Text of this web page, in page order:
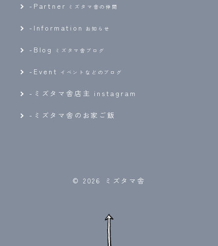
- Partner ミズタマ舎の仲間
- Information お知らせ
- Blog ミズタマ舎ブログ
- Event イベントなどのブログ
-ミズタマ舎店主 instagram
-ミズタマ舎のお家ご飯
© 2026 ミズタマ舎